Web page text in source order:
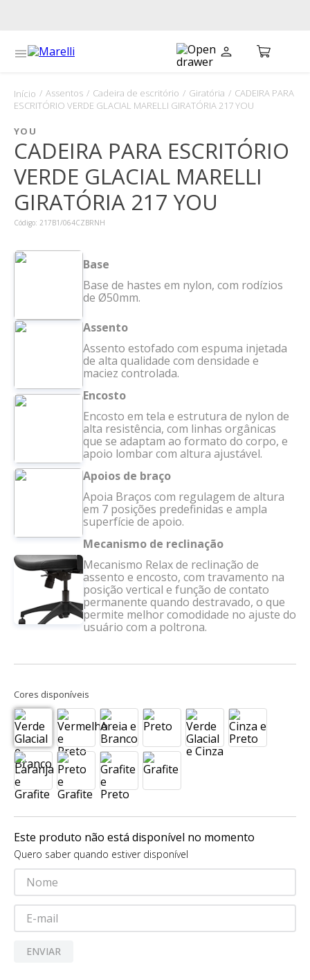
Assentos Cadeira de escritório Giratória
CADEIRA PARA
ESCRITÓRIO VERDE GLACIAL MARELLI GIRATÓRIA 217 YOU
YOU
CADEIRA PARA ESCRITÓRIO
VERDE GLACIAL MARELLI
GIRATÓRIA 217 YOU
Código: 217B1/064CZBRNH
Base
Base de hastes em nylon, com rodízios
de Ø50mm.
Assento
Assento estofado com espuma injetada
de alta qualidade com densidade e
maciez controlada.
Encosto
Encosto em tela e estrutura de nylon de
alta resistência, com linhas orgânicas
que se adaptam ao formato do corpo, e
apoio lombar com altura ajustável.
Apoios de braço
Apoia Braços com regulagem de altura
em 7 posições predefinidas e ampla
superfície de apoio.
Mecanismo de reclinação
Mecanismo Relax de reclinação de
assento e encosto, com travamento na
posição vertical e função de contato
permanente quando destravado, o que
permite melhor comodidade no ajuste do
usuário com a poltrona.
Cores disponíveis
Este produto não está disponível no momento
Quero saber quando estiver disponível
ENVIAR